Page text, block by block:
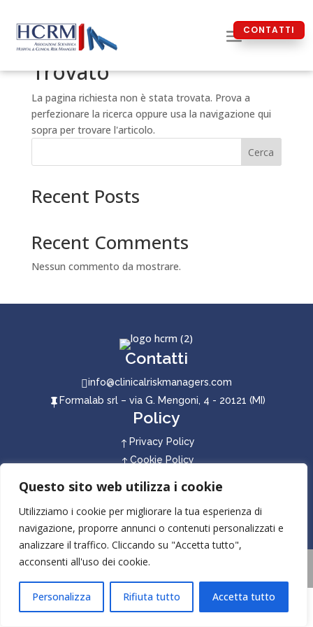
Questo sito web utilizza i cookie
Utilizziamo i cookie per migliorare la tua esperienza di
navigazione, proporre annunci o contenuti personalizzati e
analizzare il traffico. Cliccando su "Accetta tutto",
acconsenti all'uso dei cookie.
Personalizza Rifiuta tutto Accetta tutto
CONTATTI
Nessun Risultato
Trovato
La pagina richiesta non è stata trovata. Prova a
perfezionare la ricerca oppure usa la navigazione qui
sopra per trovare l'articolo.
Cerca
Recent Posts
Recent Comments
Nessun commento da mostrare.
Contatti
info@clinicalriskmanagers.com
 Formalab srl – via G. Mengoni, 4 - 20121 (MI)
Policy
! Privacy Policy
!Cookie Policy
Seguici sui social
Copyright©2026clinicalriskmanagers
P:IVA: 05969270825
Powered by SavoirAdv